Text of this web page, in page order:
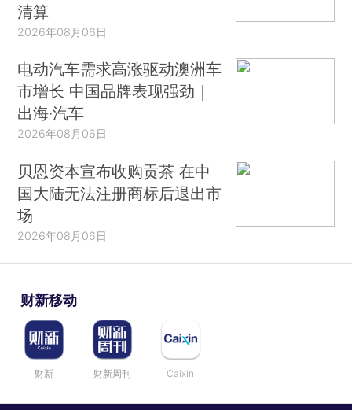
清算
2026年08月06日
电动汽车需求高涨驱动澳洲车
市增长 中国品牌表现强劲｜
出海·汽车
2026年08月06日
贝恩资本宣布收购贡茶 在中
国大陆无法注册商标后退出市
场
2026年08月06日
财新移动
财新 财新周刊 Caixin